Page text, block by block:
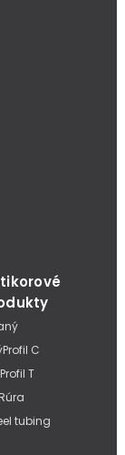
Profil C
Profil T
Rúra
tubing